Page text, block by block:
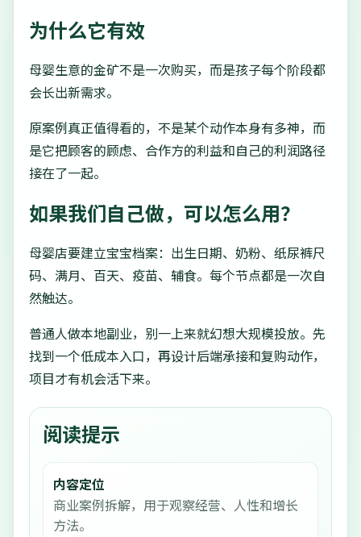
为什么它有效
母婴生意的金矿不是一次购买，而是孩子每个阶段都
会长出新需求。
原案例真正值得看的，不是某个动作本身有多神，而
是它把顾客的顾虑、合作方的利益和自己的利润路径
接在了一起。
如果我们自己做，可以怎么用？
母婴店要建立宝宝档案：出生日期、奶粉、纸尿裤尺
码、满月、百天、疫苗、辅食。每个节点都是一次自
然触达。
普通人做本地副业，别一上来就幻想大规模投放。先
找到一个低成本入口，再设计后端承接和复购动作，
项目才有机会活下来。
阅读提示
内容定位
商业案例拆解，用于观察经营、人性和增长
方法。